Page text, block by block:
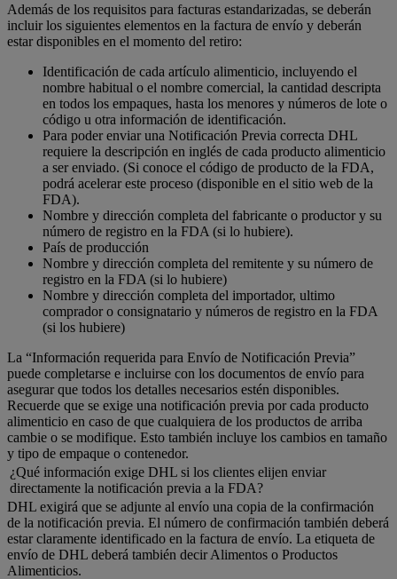
Además de los requisitos para facturas estandarizadas, se deberán
incluir los siguientes elementos en la factura de envío y deberán
estar disponibles en el momento del retiro:
Identificación de cada artículo alimenticio, incluyendo el
nombre habitual o el nombre comercial, la cantidad descripta
en todos los empaques, hasta los menores y números de lote o
código u otra información de identificación.
Para poder enviar una Notificación Previa correcta DHL
requiere la descripción en inglés de cada producto alimenticio
a ser enviado. (Si conoce el código de producto de la FDA,
podrá acelerar este proceso (disponible en el sitio web de la
FDA).
Nombre y dirección completa del fabricante o productor y su
número de registro en la FDA (si lo hubiere).
País de producción
Nombre y dirección completa del remitente y su número de
registro en la FDA (si lo hubiere)
Nombre y dirección completa del importador, ultimo
comprador o consignatario y números de registro en la FDA
(si los hubiere)
La “Información requerida para Envío de Notificación Previa”
puede completarse e incluirse con los documentos de envío para
asegurar que todos los detalles necesarios estén disponibles.
Recuerde que se exige una notificación previa por cada producto
alimenticio en caso de que cualquiera de los productos de arriba
cambie o se modifique. Esto también incluye los cambios en tamaño
y tipo de empaque o contenedor.
¿Qué información exige DHL si los clientes elijen enviar
directamente la notificación previa a la FDA?
DHL exigirá que se adjunte al envío una copia de la confirmación
de la notificación previa. El número de confirmación también deberá
estar claramente identificado en la factura de envío. La etiqueta de
envío de DHL deberá también decir Alimentos o Productos
Alimenticios.